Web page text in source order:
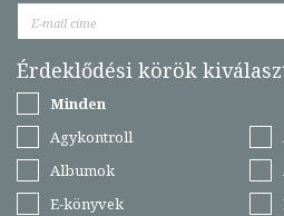
Érdeklődési körök
Minden
Agykontroll
Albumok
E-könyvek